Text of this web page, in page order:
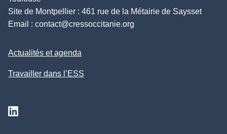
Site de Montpellier : 461 rue de la Métairie de Saysset
Email : contact@cressoccitanie.org
Actualités et agenda
Travailler dans l’ESS